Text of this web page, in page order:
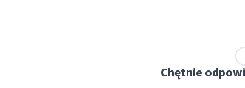
Chętnie